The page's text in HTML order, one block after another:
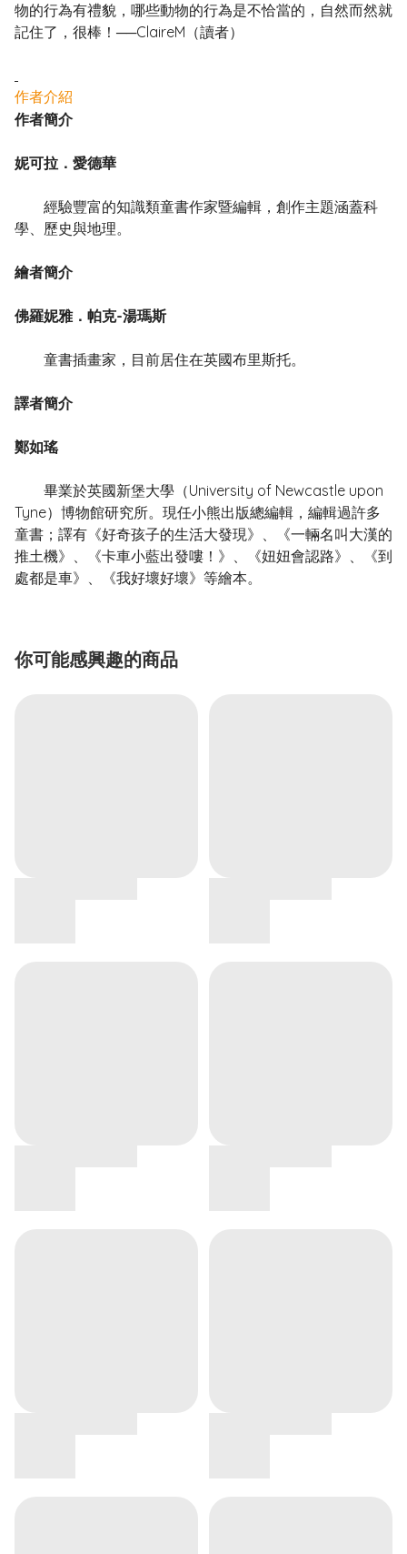
物的行為有禮貌，哪些動物的行為是不恰當的，自然而然就
記住了，很棒！──ClaireM（讀者）
作者介紹
作者簡介
妮可拉．愛德華
經驗豐富的知識類童書作家暨編輯，創作主題涵蓋科
學、歷史與地理。
繪者簡介
佛羅妮雅．帕克-湯瑪斯
童書插畫家，目前居住在英國布里斯托。
譯者簡介
鄭如瑤
畢業於英國新堡大學（University of Newcastle upon
Tyne）博物館研究所。現任小熊出版總編輯，編輯過許多
童書；譯有《好奇孩子的生活大發現》、《一輛名叫大漢的
推土機》、《卡車小藍出發嘍！》、《妞妞會認路》、《到
處都是車》、《我好壞好壞》等繪本。
你可能感興趣的商品